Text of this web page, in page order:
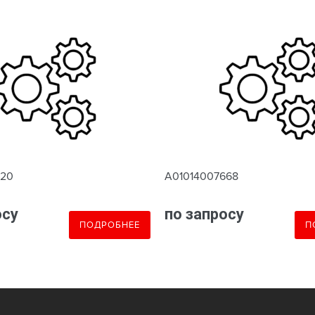
ПОДРОБНЕЕ
A01014007668
по запросу